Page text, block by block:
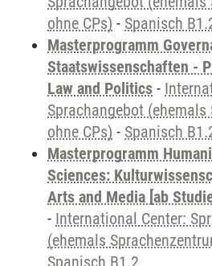
ohne CPs) - Spanisch
Masterprogramm
Staatswissenschaften -
Law and Politics -
Sprachangebot (ehemals
ohne CPs) - Spanisch
Masterprogramm
Sciences:
Arts and Media [ab
- International Center:
(ehemals
Spanisch B1.2